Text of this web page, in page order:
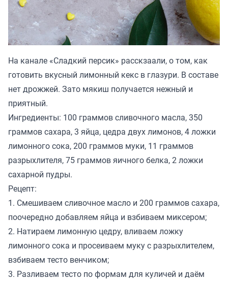
На канале «Сладкий персик» расскзаали, о том, как
готовить вкусный лимонный кекс в глазури. В составе
нет дрожжей. Зато мякиш получается нежный и
приятный.
Ингредиенты: 100 граммов сливочного масла, 350
граммов сахара, 3 яйца, цедра двух лимонов, 4 ложки
лимонного сока, 200 граммов муки, 11 граммов
разрыхлителя, 75 граммов яичного белка, 2 ложки
сахарной пудры.
Рецепт:
1. Смешиваем сливочное масло и 200 граммов сахара,
поочередно добавляем яйца и взбиваем миксером;
2. Натираем лимонную цедру, вливаем ложку
лимонного сока и просеиваем муку с разрыхлителем,
взбиваем тесто венчиком;
3. Разливаем тесто по формам для куличей и даём